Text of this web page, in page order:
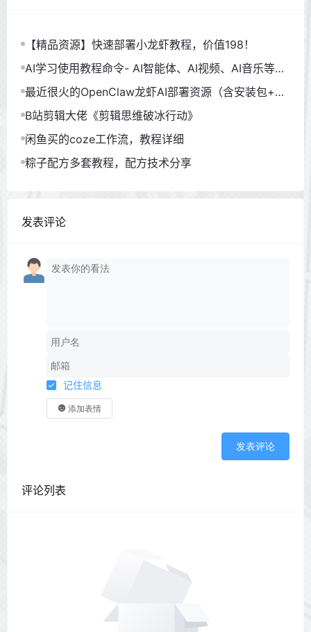
【精品资源】快速部署小龙虾教程，价值198！
AI学习使用教程命令- AI智能体、AI视频、AI音乐等
（930GB）
最近很火的OpenClaw龙虾AI部署资源（含安装包+教
程）
B站剪辑大佬《剪辑思维破冰行动》
闲鱼买的coze工作流，教程详细
粽子配方多套教程，配方技术分享
发表评论
记住信息
添加表情
发表评论
评论列表